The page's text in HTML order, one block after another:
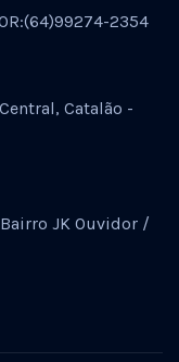
2354
Catalão -
JK Ouvidor /